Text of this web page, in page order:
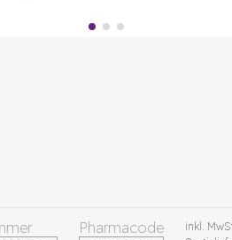
Pharmacode
inkl.